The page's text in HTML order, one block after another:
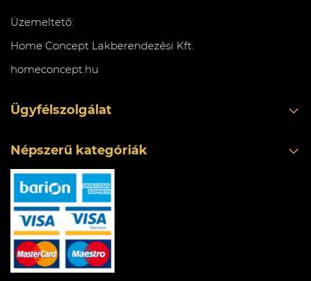
Üzemeltető:
Home Concept Lakberendezési Kft.
homeconcept.hu
Ügyfélszolgálat
Népszerű kategóriák